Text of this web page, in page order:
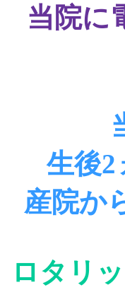
当院に
生後2
産院か
ロタリ